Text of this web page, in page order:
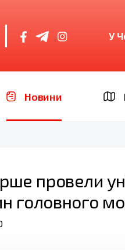
У
Новини
провели
головного